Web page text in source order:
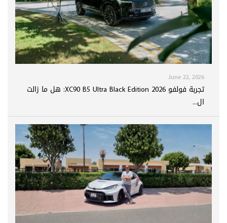
June 22, 2026
تجربة فولفو XC90 B5 Ultra Black Edition 2026: هل ما زالت
ال...